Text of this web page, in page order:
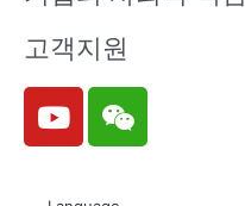
고객지원
Y
o
W
e